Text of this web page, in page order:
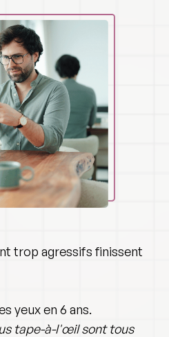
trop agressifs finissent
yeux en 6 ans.
tape-à-l'œil sont tous